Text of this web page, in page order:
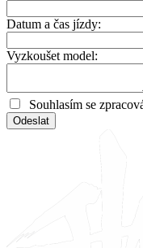
Datum a čas jízdy:
Vyzkoušet model:
Souhlasím se
Odeslat